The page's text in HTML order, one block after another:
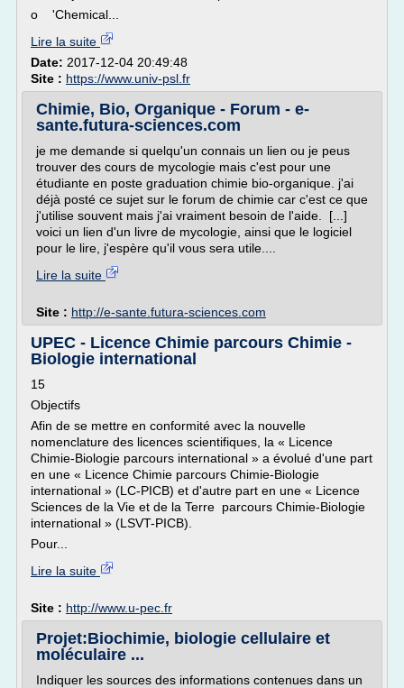
o 'Chemical...
Lire la suite
Date: 2017-12-04 20:49:48
Site : https://www.univ-psl.fr
Chimie, Bio, Organique - Forum - e-
sante.futura-sciences.com
je me demande si quelqu'un connais un lien ou je peus
trouver des cours de mycologie mais c'est pour une
étudiante en poste graduation chimie bio-organique. j'ai
déjà posté ce sujet sur le forum de chimie car c'est ce que
j'utilise souvent mais j'ai vraiment besoin de l'aide. [...]
voici un lien d'un livre de mycologie, ainsi que le logiciel
pour le lire, j'espère qu'il vous sera utile....
Lire la suite
Site : http://e-sante.futura-sciences.com
UPEC - Licence Chimie parcours Chimie -
Biologie international
15
Objectifs
Afin de se mettre en conformité avec la nouvelle
nomenclature des licences scientifiques, la « Licence
Chimie-Biologie parcours international » a évolué d'une part
en une « Licence Chimie parcours Chimie-Biologie
international » (LC-PICB) et d'autre part en une « Licence
Sciences de la Vie et de la Terre parcours Chimie-Biologie
international » (LSVT-PICB).
Pour...
Lire la suite
Site : http://www.u-pec.fr
Projet:Biochimie, biologie cellulaire et
moléculaire ...
Indiquer les sources des informations contenues dans un